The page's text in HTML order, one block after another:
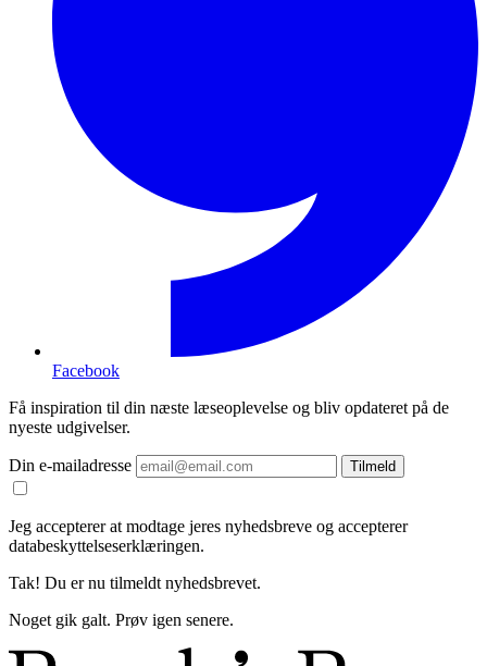
Facebook
Få inspiration til din næste læseoplevelse og bliv opdateret på de
nyeste udgivelser.
Din e-mailadresse Tilmeld
Jeg accepterer at modtage jeres nyhedsbreve og accepterer
databeskyttelseserklæringen.
Tak! Du er nu tilmeldt nyhedsbrevet.
Noget gik galt. Prøv igen senere.